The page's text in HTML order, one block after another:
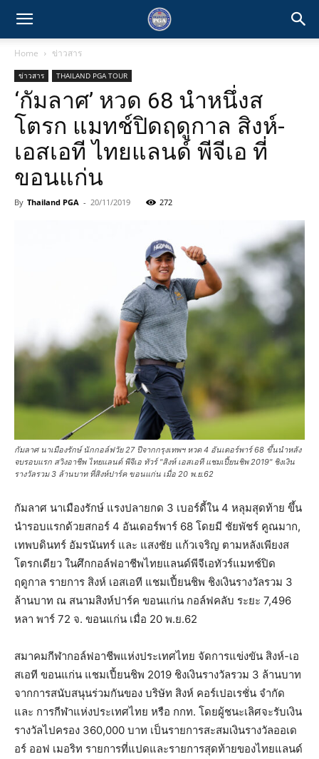
Home ข่าวสาร
ข่าวสาร THAILAND PGA TOUR
‘กัมลาศ’ หวด 68 นำหนึ่งส
โตรก แมทช์ปิดฤดูกาล สิงห์-
เอสเอที ไทยแลนด์ พีจีเอ ที่
ขอนแก่น
By Thailand PGA - 20/11/2019 272
กัมลาศ นาเมืองรักษ์ นักกอล์ฟวัย 27 ปีจากกรุงเทพฯ หวด 4 อันเดอร์พาร์ 68 ขึ้นนำหลัง
จบรอบแรก สวิงอาชีพ ไทยแลนด์ พีจีเอ ทัวร์ "สิงห์ เอสเอที แชมเปี้ยนชิพ 2019" ชิงเงิน
รางวัลรวม 3 ล้านบาท ที่สิงห์ปาร์ค ขอนแก่น เมื่อ 20 พ.ย.62
กัมลาศ นาเมืองรักษ์ แรงปลายกด 3 เบอร์ดี้ใน 4 หลุมสุดท้าย ขึ้น
นำรอบแรกด้วยสกอร์ 4 อันเดอร์พาร์ 68 โดยมี ชัยพัชร์ คูณมาก,
เทพบดินทร์ อัมรนันทร์ และ แสงชัย แก้วเจริญ ตามหลังเพียงส
โตรกเดียว ในศึกกอล์ฟอาชีพไทยแลนด์พีจีเอทัวร์แมทช์ปิด
ฤดูกาล รายการ สิงห์ เอสเอที แชมเปี้ยนชิพ ชิงเงินรางวัลรวม 3
ล้านบาท ณ สนามสิงห์ปาร์ค ขอนแก่น กอล์ฟคลับ ระยะ 7,496
หลา พาร์ 72 จ. ขอนแก่น เมื่อ 20 พ.ย.62
สมาคมกีฬากอล์ฟอาชีพแห่งประเทศไทย จัดการแข่งขัน สิงห์-เอ
สเอที ขอนแก่น แชมเปี้ยนชิพ 2019 ชิงเงินรางวัลรวม 3 ล้านบาท
จากการสนับสนุนร่วมกันของ บริษัท สิงห์ คอร์เปอเรชั่น จำกัด
และ การกีฬาแห่งประเทศไทย หรือ กกท. โดยผู้ชนะเลิศจะรับเงิน
รางวัลไปครอง 360,000 บาท เป็นรายการสะสมเงินรางวัลออเด
อร์ ออฟ เมอริท รายการที่แปดและรายการสุดท้ายของไทยแลนด์